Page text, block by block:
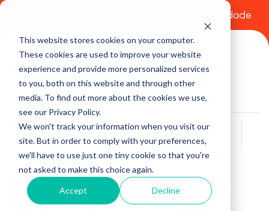
This website stores cookies on your computer.
These cookies are used to improve your website
experience and provide more personalized services
to you, both on this website and through other
media. To find out more about the cookies we use,
see our Privacy Policy.
We won't track your information when you visit our
site. But in order to comply with your preferences,
we'll have to use just one tiny cookie so that you're
not asked to make this choice again.
Accept Decline
Política de Privacidade
Buscar